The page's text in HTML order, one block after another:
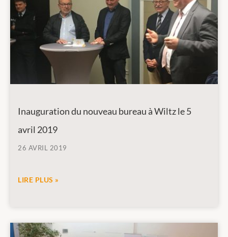
Inauguration du nouveau bureau à Wiltz le 5
avril 2019
26 AVRIL 2019
LIRE PLUS »